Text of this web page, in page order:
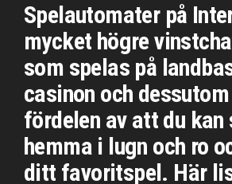
Spelautomater på
mycket högre
som spelas på
casinon och
fördelen av att du
hemma i lugn och ro
ditt favoritspel. Här